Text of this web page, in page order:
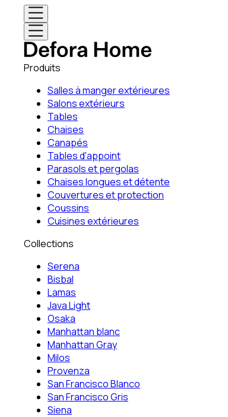
Produits
Salles à manger extérieures
Salons extérieurs
Tables
Chaises
Canapés
Tables d'appoint
Parasols et pergolas
Chaises longues et détente
Couvertures et protection
Coussins
Cuisines extérieures
Collections
Serena
Bisbal
Lamas
Java Light
Osaka
Manhattan blanc
Manhattan Gray
Milos
Provenza
San Francisco Blanco
San Francisco Gris
Siena